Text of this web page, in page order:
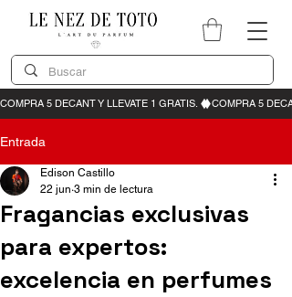
Entrada
Fragancias exclusivas
para expertos:
excelencia en perfumes
Edison Castillo
22 jun 3 min de lectura